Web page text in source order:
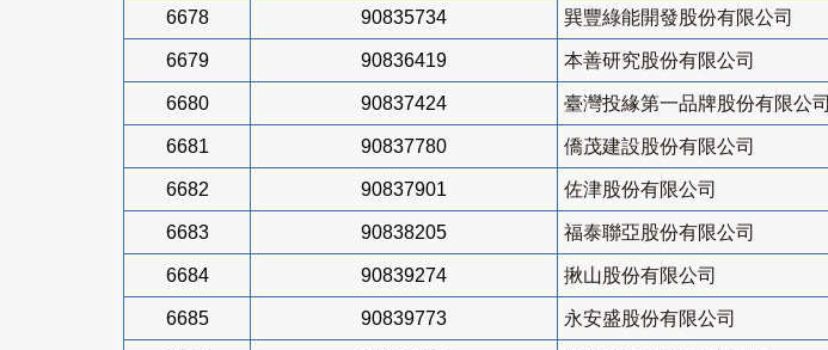
6678 90835734 巽豐綠能開發股份有限公司
6679 90836419 本善研究股份有限公司
6680 90837424 臺灣投緣第一品牌股份有限公司
6681 90837780 僑茂建設股份有限公司
6682 90837901 佐津股份有限公司
6683 90838205 福泰聯亞股份有限公司
6684 90839274 揪山股份有限公司
6685 90839773 永安盛股份有限公司